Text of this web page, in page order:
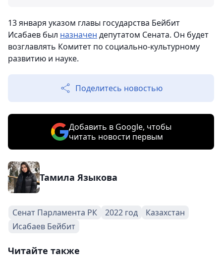
13 января указом главы государства Бейбит
Исабаев был назначен депутатом Сената. Он будет
возглавлять Комитет по социально-культурному
развитию и науке.
Поделитесь новостью
Добавить в Google, чтобы
читать новости первым
Тамила Языкова
Сенат Парламента РК 2022 год
Казахстан
Исабаев Бейбит
Читайте также